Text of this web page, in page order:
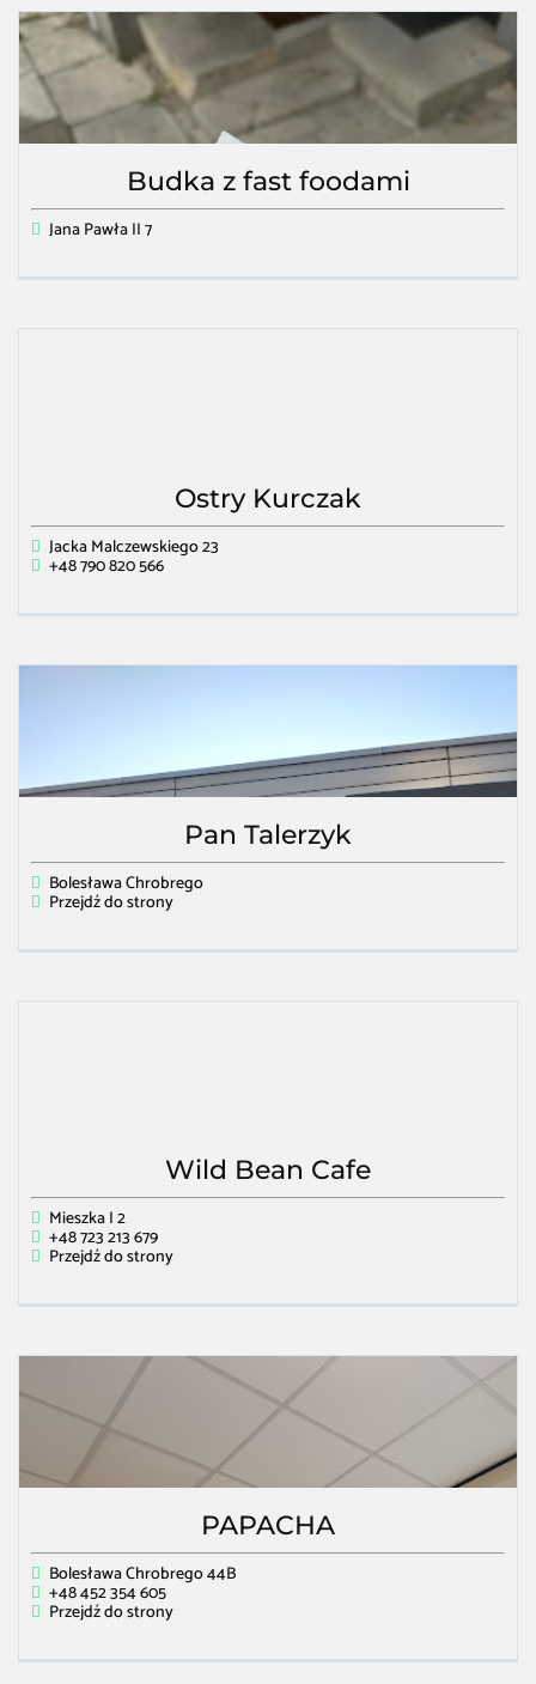
Budka z fast foodami
Jana Pawła II 7
Ostry Kurczak
Jacka Malczewskiego 23
+48 790 820 566
Pan Talerzyk
Bolesława Chrobrego
Przejdź do strony
Wild Bean Cafe
Mieszka I 2
+48 723 213 679
Przejdź do strony
PAPACHA
Bolesława Chrobrego 44B
+48 452 354 605
Przejdź do strony